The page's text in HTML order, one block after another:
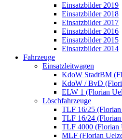
Einsatzbilder 2019
Einsatzbilder 2018
Einsatzbilder 2017
Einsatzbilder 2016
Einsatzbilder 2015
Einsatzbilder 2014
Fahrzeuge
Einsatzleitwagen
KdoW StadtBM
KdoW / BvD
ELW 1 (Florian
Löschfahrzeuge
TLF 16/25
TLF 16/24
TLF 4000 (Florian
MLF (Florian